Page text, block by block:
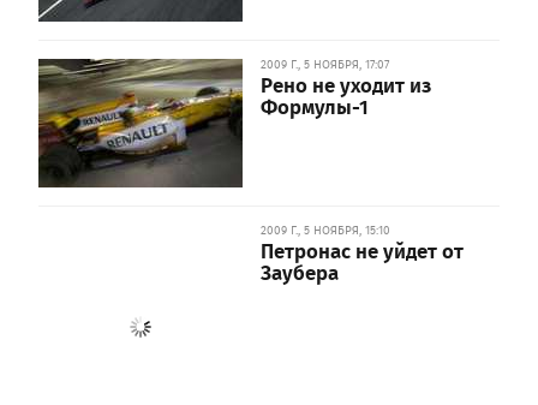
2009 Г., 5 НОЯБРЯ, 17:07
Рено не уходит из
Формулы-1
2009 Г., 5 НОЯБРЯ, 15:10
Петронас не уйдет от
Заубера